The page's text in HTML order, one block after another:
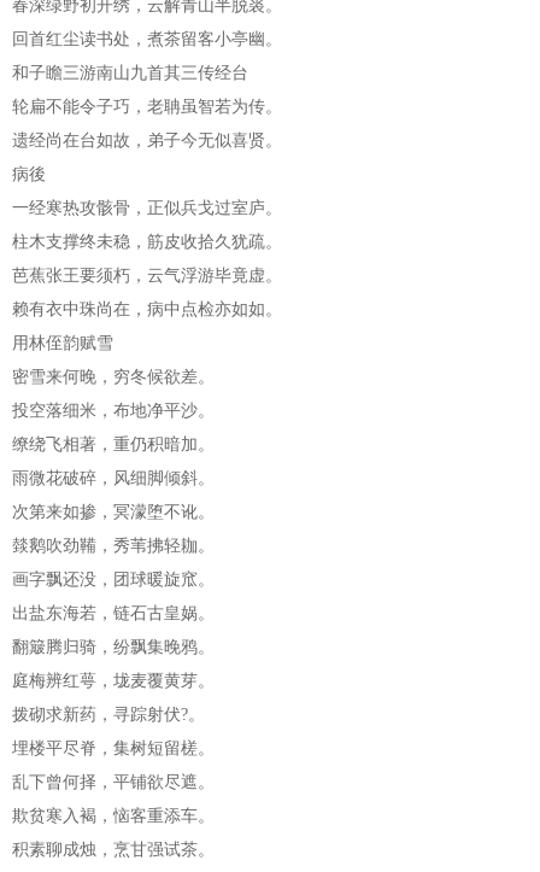
春深绿野初开绣，云解青山半脱裘。
回首红尘读书处，煮茶留客小亭幽。
和子瞻三游南山九首其三传经台
轮扁不能令子巧，老聃虽智若为传。
遗经尚在台如故，弟子今无似喜贤。
病後
一经寒热攻骸骨，正似兵戈过室庐。
柱木支撑终未稳，筋皮收拾久犹疏。
芭蕉张王要须朽，云气浮游毕竟虚。
赖有衣中珠尚在，病中点检亦如如。
用林侄韵赋雪
密雪来何晚，穷冬候欲差。
投空落细米，布地净平沙。
缭绕飞相著，重仍积暗加。
雨微花破碎，风细脚倾斜。
次第来如掺，冥濛堕不讹。
燅鹅吹劲鞴，秀苇拂轻耞。
画字飘还没，团球暖旋窊。
出盐东海若，链石古皇娲。
翻簸腾归骑，纷飘集晚鸦。
庭梅辨红萼，垅麦覆黄芽。
拨砌求新药，寻踪射伏?。
埋楼平尽脊，集树短留槎。
乱下曾何择，平铺欲尽遮。
欺贫寒入褐，恼客重添车。
积素聊成烛，烹甘强试茶。